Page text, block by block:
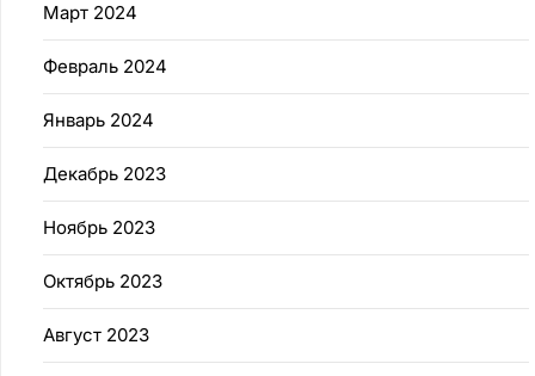
Март 2024
Февраль 2024
Январь 2024
Декабрь 2023
Ноябрь 2023
Октябрь 2023
Август 2023